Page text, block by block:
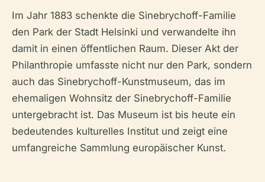
Im Jahr 1883 schenkte die Sinebrychoff-Familie
den Park der Stadt Helsinki und verwandelte ihn
damit in einen öffentlichen Raum. Dieser Akt der
Philanthropie umfasste nicht nur den Park, sondern
auch das Sinebrychoff-Kunstmuseum, das im
ehemaligen Wohnsitz der Sinebrychoff-Familie
untergebracht ist. Das Museum ist bis heute ein
bedeutendes kulturelles Institut und zeigt eine
umfangreiche Sammlung europäischer Kunst.